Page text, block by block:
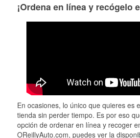
¡Ordena en línea y recógelo
En ocasiones, lo único que quieres es
tienda sin perder tiempo. Es por eso
opción de ordenar en línea y recoger
OReillyAuto.com, puedes ver la